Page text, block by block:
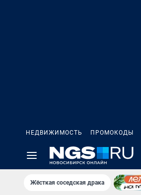
НЕДВИЖИМОСТЬ ПРОМОКОДЫ
Жёсткая соседская драка